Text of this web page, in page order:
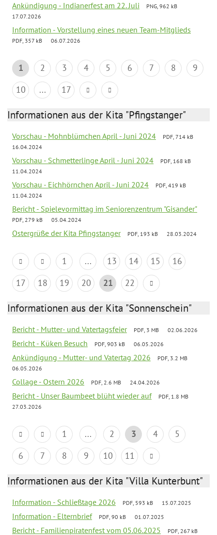
Ankündigung - Indianerfest am 22. Juli
PNG, 962 kB
17.07.2026
Information - Vorstellung eines neuen Team-Mitglieds
PDF, 357 kB 06.07.2026
1 2 3 4 5 6 7 8
9
10
... 17
Informationen aus der Kita "Pfingstanger"
Vorschau - Mohnblümchen April - Juni 2024
PDF, 714 kB
16.04.2024
Vorschau - Schmetterlinge April - Juni 2024
PDF, 168 kB
11.04.2024
Vorschau - Eichhörnchen April - Juni 2024
PDF, 419 kB
11.04.2024
Bericht - Spielevormittag im Seniorenzentrum "Gisander"
PDF, 279 kB 05.04.2024
Ostergrüße der Kita Pfingstanger PDF, 193 kB 28.03.2024
1 ... 13 14 15
16
17
18 19 20 21 22
Informationen aus der Kita "Sonnenschein"
Bericht - Mutter- und Vatertagsfeier PDF, 3 MB 02.06.2026
Bericht - Küken Besuch PDF, 903 kB 06.05.2026
Ankündigung - Mutter- und Vatertag 2026
PDF, 3.2 MB
06.05.2026
Collage - Ostern 2026 PDF, 2.6 MB 24.04.2026
Bericht - Unser Baumbeet blüht wieder auf
PDF, 1.8 MB
27.03.2026
1 ... 2 3 4
5
6
7 8 9 10 11
Informationen aus der Kita "Villa Kunterbunt"
Information - Schließtage 2026 PDF, 593 kB 15.07.2025
Information - Elternbrief PDF, 90 kB 01.07.2025
Bericht - Familienpiratenfest vom 05.06.2025 PDF, 267 kB